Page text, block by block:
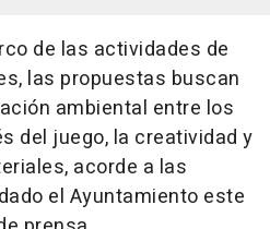
de las actividades de
las propuestas buscan
ambiental entre los
del juego, la creatividad y
acorde a las
el Ayuntamiento este